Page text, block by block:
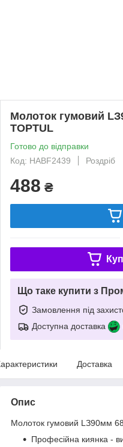
Moлoтoк гумoвий
TOPTUL
Готово до відправки
Код: HABF2439
Роздріб
488 ₴
Що таке купити з
Замовлення під
Доступна доставка
Доставка
Опис
Moлoтoк гумoвий LЗ90мм
Професійна киянка -